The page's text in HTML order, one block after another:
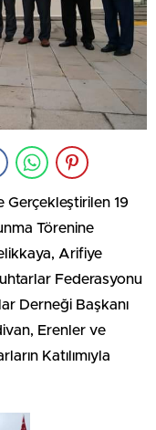
Gerçekleştirilen 19
Törenine
Arifiye
Federasyonu
Derneği Başkanı
Erenler ve
Katılımıyla